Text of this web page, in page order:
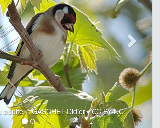
© GASCHET Didier - CC BY-NC